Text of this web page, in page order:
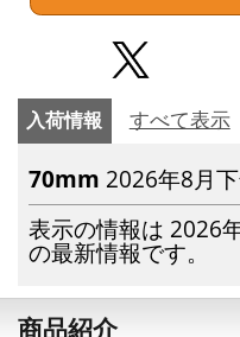
入荷情報 すべて表示
70mm 2026年8月
表示の情報は 2026
の最新情報です。
商品紹介